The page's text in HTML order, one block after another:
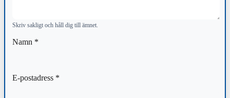
Skriv sakligt och håll dig till ämnet.
Namn *
E-postadress *